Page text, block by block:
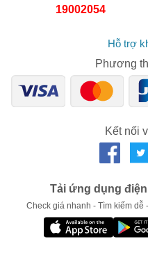
19002054
Hỗ trợ
Phương
Kết nối
Tải ứng dụng
Check giá nhanh - Tìm kiếm dễ